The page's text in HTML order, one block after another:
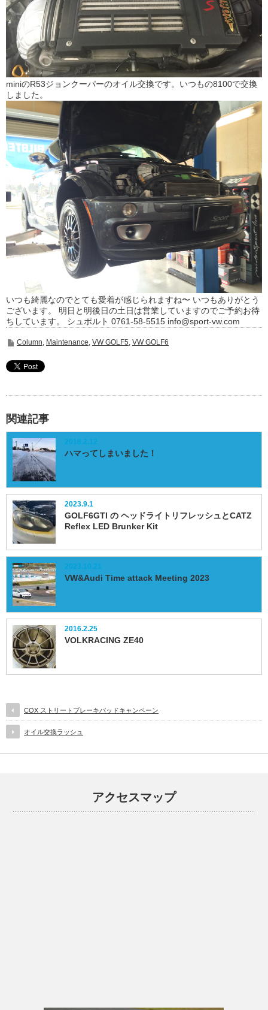
miniのR53ジョンクーパーのオイル交換です。いつもの8100で交換
しました。
いつも綺麗なのでとても愛着が感じられますね〜 いつもありがとう
ございます。 明日と明後日の土日は営業していますのでご予約お待
ちしています。 シュポルト 0761-58-5515 info@sport-vw.com
Column, Maintenance, VW GOLF5, VW GOLF6
関連記事
2018.2.12
ハマってしまいました！
2023.9.1
GOLF6GTI の ヘッドライトリフレッシュとCATZ
Reflex LED Brunker Kit
2023.10.21
VW&Audi Time attack Meeting 2023
2016.2.25
VOLKRACING ZE40
COX ストリートブレーキパッドキャンペーン
オイル交換ラッシュ
アクセスマップ